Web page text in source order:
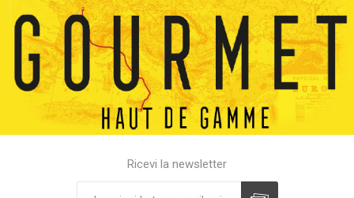
Ricevi la newsletter